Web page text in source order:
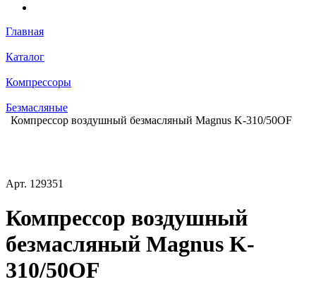
Главная
Каталог
Компрессоры
Безмасляные
Компрессор воздушный безмасляный Magnus K-310/50OF
Арт. 129351
Компрессор воздушный
безмасляный Magnus K-
310/50OF